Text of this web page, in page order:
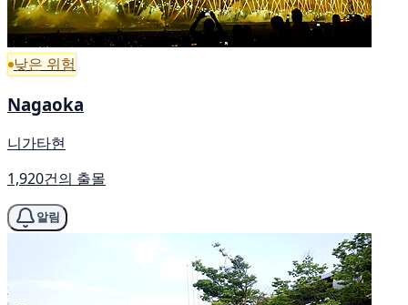
낮은 위험
Nagaoka
니가타현
1,920건의 출몰
알림